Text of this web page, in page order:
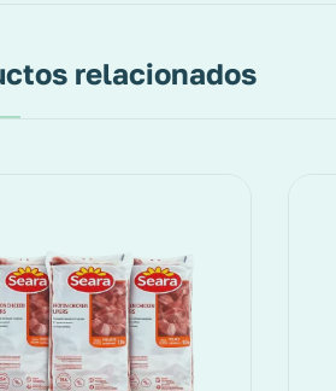
relacionados